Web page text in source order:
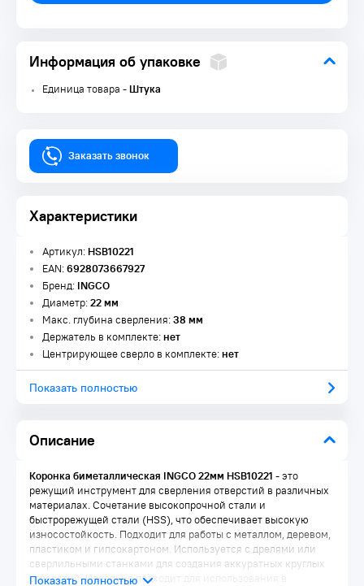
Информация об упаковке
Единица товара -Штука
Заказать звонок
Характеристики
Описание
Артикул:HSB10221
EAN:6928073667927
Бренд: INGCO
Диаметр:22 мм
Макс. глубина сверления:38 мм
Держатель в комплекте:нет
Центрирующее сверло в комплекте:нет
Показать полностью
Коронка биметаллическая INGCO 22мм HSB10221 - это
режущий инструмент для сверления отверстий в различных
материалах. Сочетание высокопрочной стали и
быстрорежущей стали (HSS), что обеспечивает высокую
износостойкость. Подходит для работы с металлом, деревом,
пластиком и гипсокартоном. Используется с дрелями или
сверлильными станками для создания аккуратных круглых
отверстий. Идеально подходит для использования в